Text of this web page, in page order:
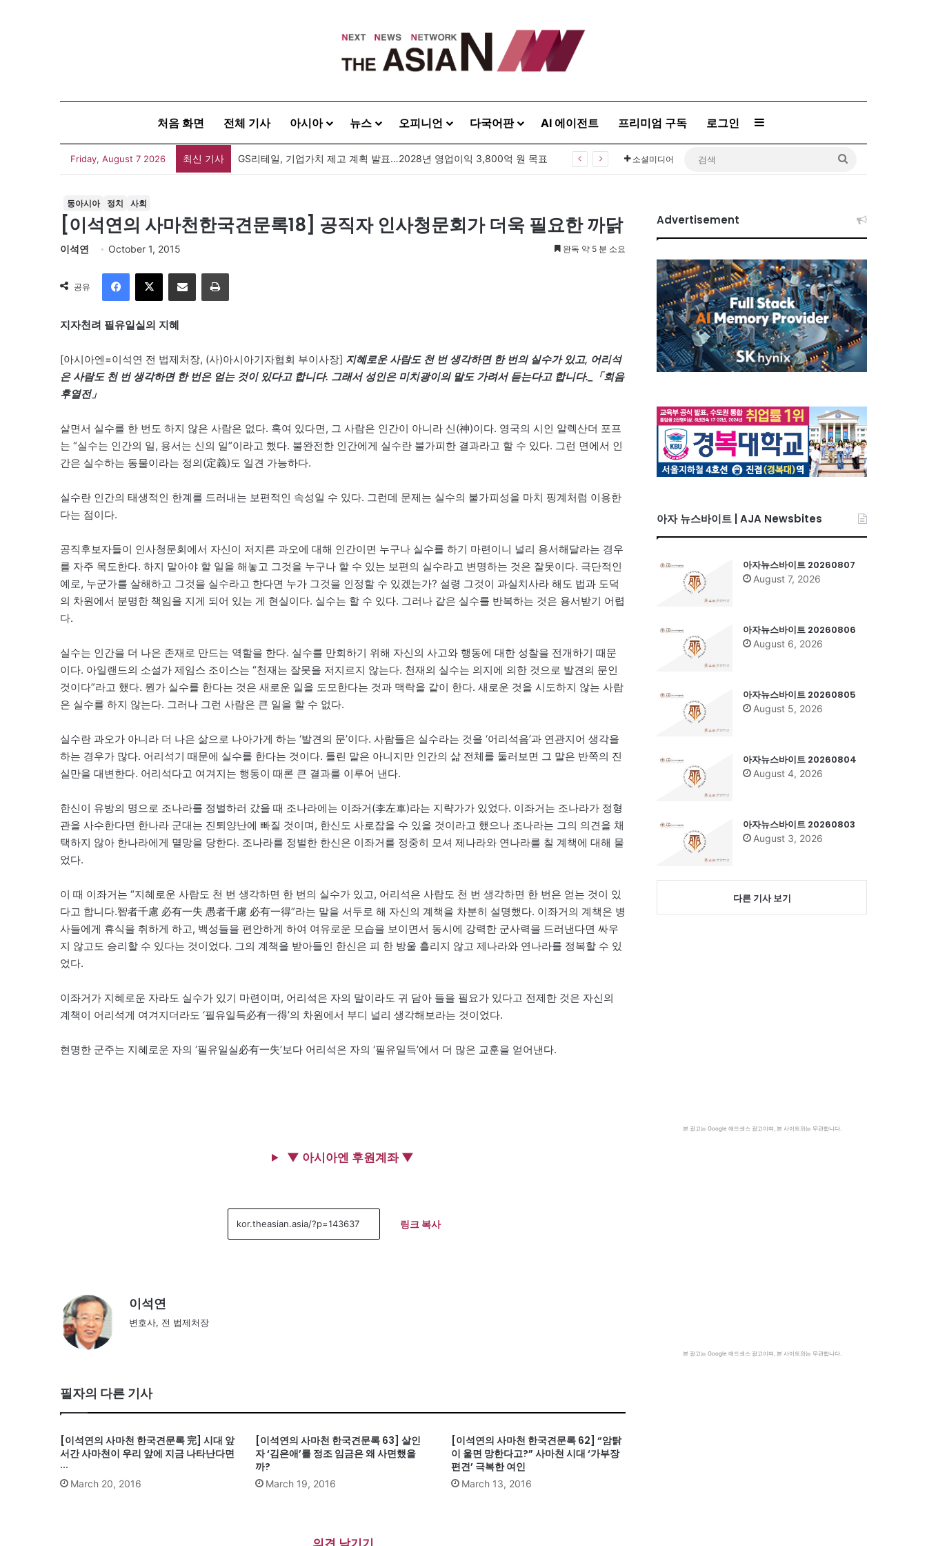
처음 화면 전체 기사 아시아 뉴스 오피니언 다국어판 AI 에이전트 프리미엄 구독 로그인 Sidebar
Friday, August 7 2026 최신 기사 GS리테일, 기업가치 제고 계획 발표…2028년 영업이익 3,800억 원 목표 소셜미디어
동아시아 정치 사회
[이석연의 사마천한국견문록18] 공직자 인사청문회가 더욱 필요한 까닭
이석연 October 1, 2015 완독 약 5 분 소요
공유
이메일
지자천려 필유일실의 지혜
[아시아엔=이석연 전 법제처장, (사)아시아기자협회 부이사장] 지혜로운 사람도 천 번 생각하면 한 번의 실수가 있고, 어리석
은 사람도 천 번 생각하면 한 번은 얻는 것이 있다고 합니다. 그래서 성인은 미치광이의 말도 가려서 듣는다고 합니다._「회음
후열전」
살면서 실수를 한 번도 하지 않은 사람은 없다. 혹여 있다면, 그 사람은 인간이 아니라 신(神)이다. 영국의 시인 알렉산더 포프
는 “실수는 인간의 일, 용서는 신의 일”이라고 했다. 불완전한 인간에게 실수란 불가피한 결과라고 할 수 있다. 그런 면에서 인
간은 실수하는 동물이라는 정의(定義)도 일견 가능하다.
실수란 인간의 태생적인 한계를 드러내는 보편적인 속성일 수 있다. 그런데 문제는 실수의 불가피성을 마치 핑계처럼 이용한
다는 점이다.
공직후보자들이 인사청문회에서 자신이 저지른 과오에 대해 인간이면 누구나 실수를 하기 마련이니 널리 용서해달라는 경우
를 자주 목도한다. 하지 말아야 할 일을 해놓고 그것을 누구나 할 수 있는 보편의 실수라고 변명하는 것은 잘못이다. 극단적인
예로, 누군가를 살해하고 그것을 실수라고 한다면 누가 그것을 인정할 수 있겠는가? 설령 그것이 과실치사라 해도 법과 도덕
의 차원에서 분명한 책임을 지게 되어 있는 게 현실이다. 실수는 할 수 있다. 그러나 같은 실수를 반복하는 것은 용서받기 어렵
다.
실수는 인간을 더 나은 존재로 만드는 역할을 한다. 실수를 만회하기 위해 자신의 사고와 행동에 대한 성찰을 전개하기 때문
이다. 아일랜드의 소설가 제임스 조이스는 “천재는 잘못을 저지르지 않는다. 천재의 실수는 의지에 의한 것으로 발견의 문인
것이다”라고 했다. 뭔가 실수를 한다는 것은 새로운 일을 도모한다는 것과 맥락을 같이 한다. 새로운 것을 시도하지 않는 사람
은 실수를 하지 않는다. 그러나 그런 사람은 큰 일을 할 수 없다.
실수란 과오가 아니라 더 나은 삶으로 나아가게 하는 ‘발견의 문’이다. 사람들은 실수라는 것을 ‘어리석음’과 연관지어 생각을
하는 경우가 많다. 어리석기 때문에 실수를 한다는 것이다. 틀린 말은 아니지만 인간의 삶 전체를 둘러보면 그 말은 반쪽의 진
실만을 대변한다. 어리석다고 여겨지는 행동이 때론 큰 결과를 이루어 낸다.
한신이 유방의 명으로 조나라를 정벌하러 갔을 때 조나라에는 이좌거(李左車)라는 지략가가 있었다. 이좌거는 조나라가 정형
관을 사수한다면 한나라 군대는 진퇴양난에 빠질 것이며, 한신도 사로잡을 수 있을 것이라고 했으나 조나라는 그의 의견을 채
택하지 않아 한나라에게 멸망을 당한다. 조나라를 정벌한 한신은 이좌거를 정중히 모셔 제나라와 연나라를 칠 계책에 대해 물
었다.
이 때 이좌거는 “지혜로운 사람도 천 번 생각하면 한 번의 실수가 있고, 어리석은 사람도 천 번 생각하면 한 번은 얻는 것이 있
다고 합니다.智者千慮 必有一失 愚者千慮 必有一得”라는 말을 서두로 해 자신의 계책을 차분히 설명했다. 이좌거의 계책은 병
사들에게 휴식을 취하게 하고, 백성들을 편안하게 하여 여유로운 모습을 보이면서 동시에 강력한 군사력을 드러낸다면 싸우
지 않고도 승리할 수 있다는 것이었다. 그의 계책을 받아들인 한신은 피 한 방울 흘리지 않고 제나라와 연나라를 정복할 수 있
었다.
이좌거가 지혜로운 자라도 실수가 있기 마련이며, 어리석은 자의 말이라도 귀 담아 들을 필요가 있다고 전제한 것은 자신의
계책이 어리석게 여겨지더라도 ‘필유일득必有一得’의 차원에서 부디 널리 생각해보라는 것이었다.
현명한 군주는 지혜로운 자의 ‘필유일실必有一失’보다 어리석은 자의 ‘필유일득’에서 더 많은 교훈을 얻어낸다.
▼ 아시아엔 후원계좌 ▼
링크 복사
이석연
변호사, 전 법제처장
필자의 다른 기사
[이석연의 사마천 한국견문록 完] 시대 앞
서간 사마천이 우리 앞에 지금 나타난다면
···
March 20, 2016
[이석연의 사마천 한국견문록 63] 살인
자 ‘김은애’를 정조 임금은 왜 사면했을
까?
March 19, 2016
[이석연의 사마천 한국견문록 62] “암탉
이 울면 망한다고?” 사마천 시대 ‘가부장
편견’ 극복한 여인
March 13, 2016
의견 남기기
Advertisement
아자 뉴스바이트 | AJA Newsbites
아자뉴스바이트 20260807
August 7, 2026
아자뉴스바이트 20260806
August 6, 2026
아자뉴스바이트 20260805
August 5, 2026
아자뉴스바이트 20260804
August 4, 2026
아자뉴스바이트 20260803
August 3, 2026
다른 기사 보기
본 광고는 Google 애드센스 광고이며, 본 사이트와는 무관합니다.
본 광고는 Google 애드센스 광고이며, 본 사이트와는 무관합니다.